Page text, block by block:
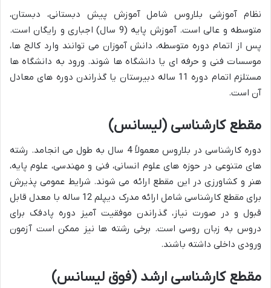
نظام آموزشی بلاروس شامل آموزش پیش دبستانی، دبستان،
متوسطه و عالی است. آموزش پایه (9 سال) اجباری و رایگان است.
پس از اتمام دوره متوسطه، دانش آموزان می توانند وارد کالج ها،
موسسات فنی و حرفه ای یا دانشگاه ها شوند. ورود به دانشگاه ها
مستلزم اتمام دوره 11 ساله دبیرستان یا گذراندن دوره های معادل
آن است.
مقطع کارشناسی (لیسانس)
دوره کارشناسی در بلاروس معمولاً 4 سال به طول می انجامد. رشته
های متنوعی در حوزه های علوم انسانی، فنی و مهندسی، علوم پایه،
هنر و کشاورزی در این مقطع ارائه می شوند. شرایط عمومی پذیرش
برای مقطع کارشناسی شامل ارائه مدرک دیپلم 12 ساله با معدل قابل
قبول و در صورت نیاز، گذراندن موفقیت آمیز دوره پادفک برای
دروس به زبان روسی است. برخی رشته ها نیز ممکن است آزمون
ورودی داخلی داشته باشند.
مقطع کارشناسی ارشد (فوق لیسانس)